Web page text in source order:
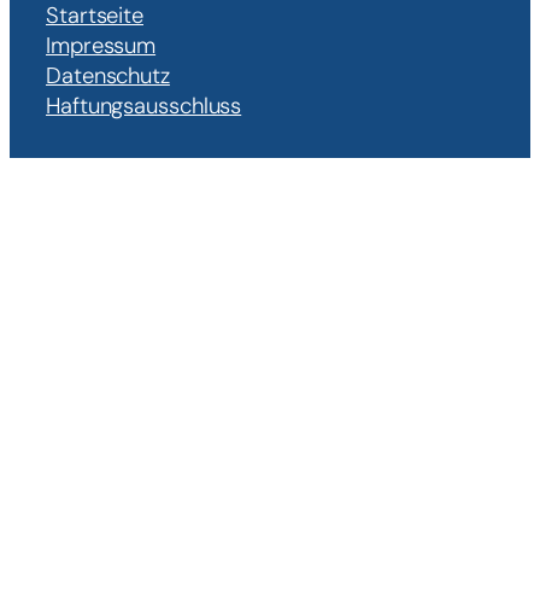
Startseite
Impressum
Datenschutz
Haftungsausschluss